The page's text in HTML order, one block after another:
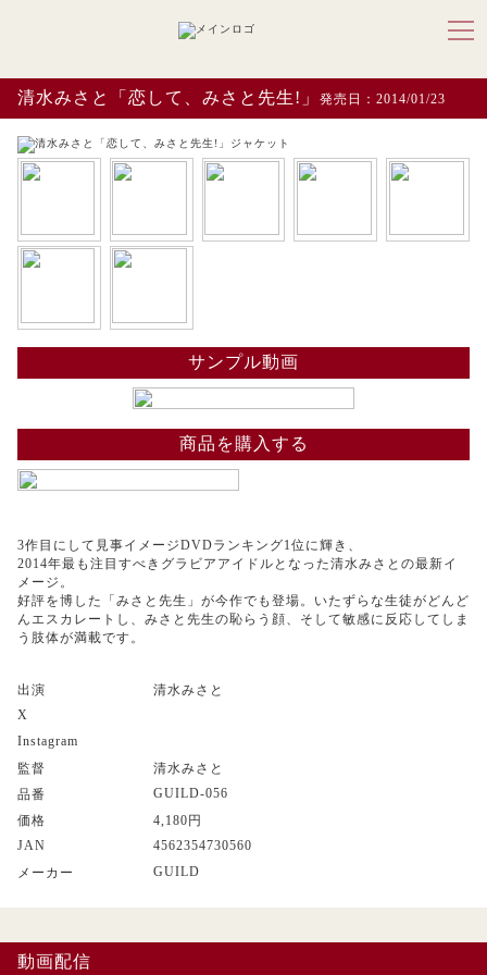
清水みさと「恋して、みさと先生!」 発売日：2014/01/23
サンプル動画
商品を購入する
3作目にして見事イメージDVDランキング1位に輝き、
2014年最も注目すべきグラビアアイドルとなった清水みさとの最新イ
メージ。
好評を博した「みさと先生」が今作でも登場。いたずらな生徒がどんど
んエスカレートし、みさと先生の恥らう顔、そして敏感に反応してしま
う肢体が満載です。
出演
清水みさと
X
Instagram
監督
清水みさと
品番
GUILD-056
価格
4,180円
JAN
4562354730560
メーカー
GUILD
動画配信